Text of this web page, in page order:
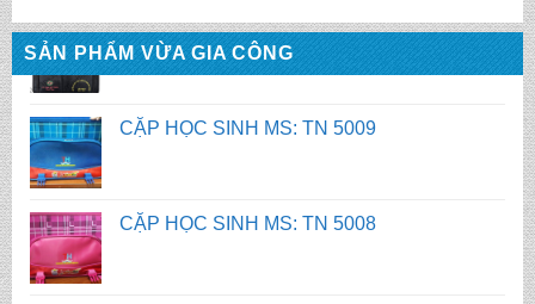
SẢN PHẨM VỪA GIA CÔNG
CẶP HỌC SINH MS: TN 5008
CẶP HỌC SINH MS: TN 5007